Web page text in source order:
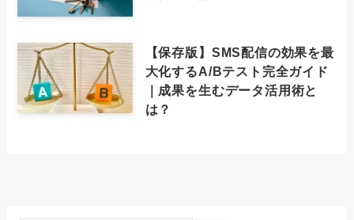
【保存版】SMS配信の効果を最
大化するA/Bテスト完全ガイド
｜成果を生むデータ活用術と
は？